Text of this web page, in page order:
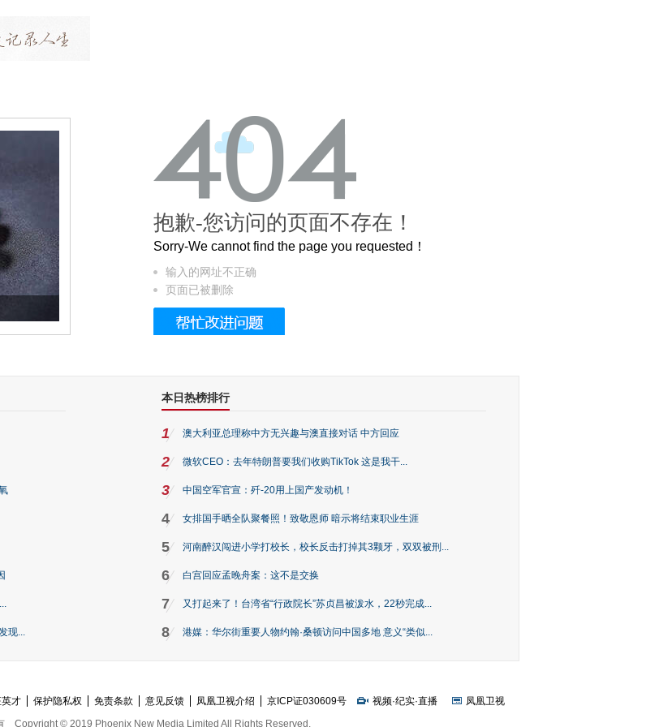
这个3.2米的长卷，还原了600岁的紫禁城
抱歉-您访问的页面不存在！
Sorry-We cannot find the page you requested！
输入的网址不正确
页面已被删除
现...
本日热榜排行
1 澳大利亚总理称中方无兴趣与澳直接对话 中方回应
2 微软CEO：去年特朗普要我们收购TikTok 这是我干...
3 中国空军官宣：歼-20用上国产发动机！
4 女排国手晒全队聚餐照！致敬恩师 暗示将结束职业生涯
5 河南醉汉闯进小学打校长，校长反击打掉其3颗牙，双双被刑...
6 白宫回应孟晚舟案：这不是交换
7 又打起来了！台湾省“行政院长”苏贞昌被泼水，22秒完成...
8 港媒：华尔街重要人物约翰·桑顿访问中国多地 意义“类似...
才 保护隐私权 免责条款 意见反馈 凤凰卫视介绍 京ICP证030609号 视频·纪实·直播
凤凰卫视
Copyright © 2019 Phoenix New Media Limited All Rights Reserved.